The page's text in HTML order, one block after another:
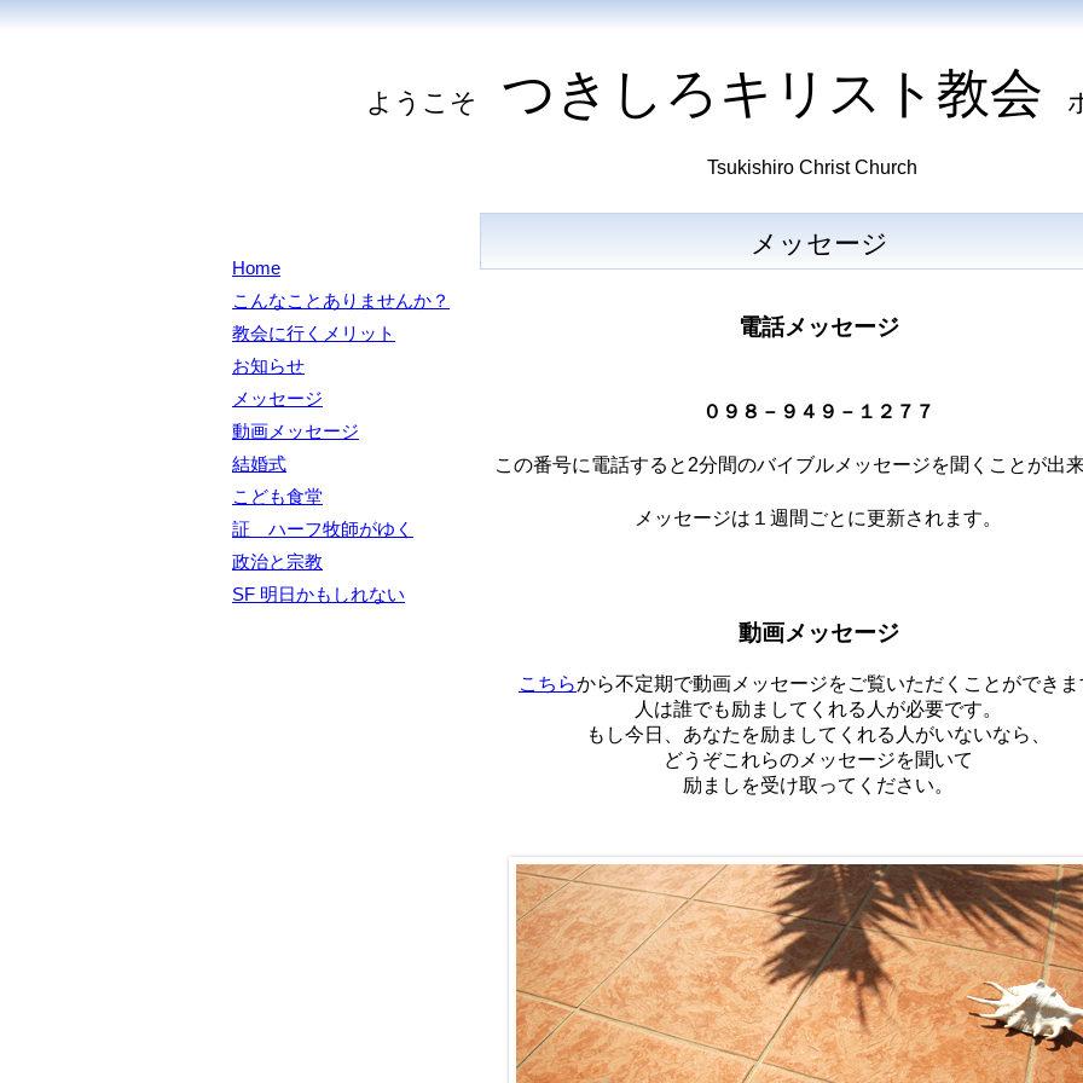
ようこそ つきしろキリスト教会
Tsukishiro Christ Church
Home
こんなことありませんか？
教会に行くメリット
お知らせ
メッセージ
動画メッセージ
結婚式
こども食堂
証 ハーフ牧師がゆく
政治と宗教
SF 明日かもしれない
メッセージ
電話メッセージ
０９８－９４９－１２７７
この番号に電話すると2分間のバイブルメッセージを聞くことが出
メッセージは１週間ごとに更新されます。
動画メッセージ
こちらから不定期で動画メッセージをご覧いただくことができ
人は誰でも励ましてくれる人が必要です。
もし今日、あなたを励ましてくれる人がいないなら、
どうぞこれらのメッセージを聞いて
励ましを受け取ってください。